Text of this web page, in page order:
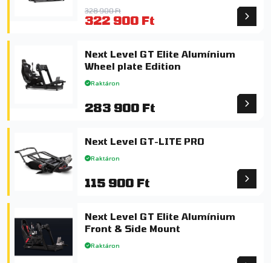
328 900 Ft
322 900 Ft
Next Level GT Elite Alumínium
Wheel plate Edition
Raktáron
283 900 Ft
Next Level GT-LITE PRO
Raktáron
115 900 Ft
Next Level GT Elite Alumínium
Front & Side Mount
Raktáron